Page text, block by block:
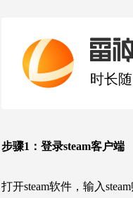
雷
时长
步骤1： 登录steam客户端
打开steam软件，输入